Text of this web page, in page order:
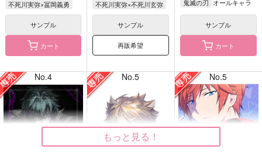
不死川実弥×冨岡義勇
サンプル
カート
不死川実弥×不死川玄弥
サンプル
再販希望
鬼滅の刃 オールキャラ
サンプル
カート
No.4 No.5 No.5
もっと見る！